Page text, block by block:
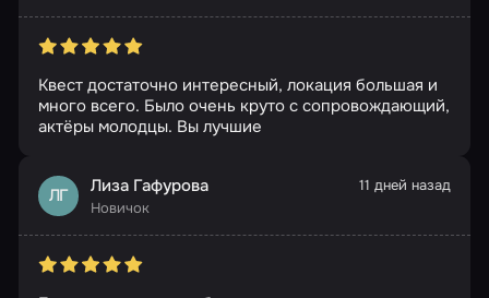
Квест достаточно интересный, локация большая и
много всего. Было очень круто с сопровождающий,
актёры молодцы. Вы лучшие
ЛГ Лиза Гафурова
Новичок
11 дней назад